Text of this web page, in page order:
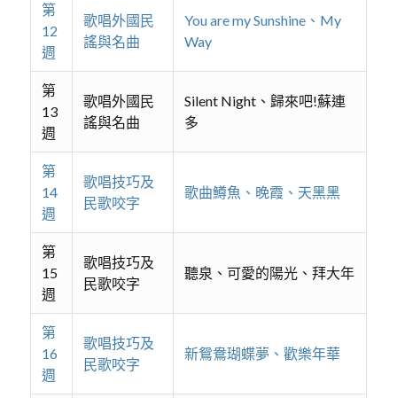
第
12
週
歌唱外國民
謠與名曲
You are my Sunshine、My
Way
第
13
週
歌唱外國民
謠與名曲
Silent Night、歸來吧!蘇連
多
第
14
週
歌唱技巧及
民歌咬字
歌曲鱒魚、晚霞、天黑黑
第
15
週
歌唱技巧及
民歌咬字
聽泉、可愛的陽光、拜大年
第
16
週
歌唱技巧及
民歌咬字
新鴛鴦瑚蝶夢、歡樂年華